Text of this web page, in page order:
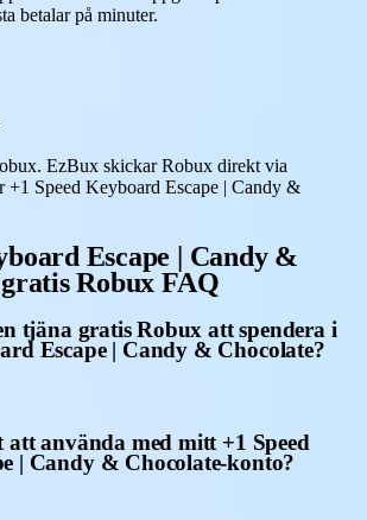
betalar på minuter.
EzBux skickar Robux direkt via
+1 Speed Keyboard Escape | Candy &
Escape | Candy &
Robux FAQ
tjäna gratis Robux att spendera i
Escape | Candy & Chocolate?
använda med mitt +1 Speed
| Candy & Chocolate-konto?